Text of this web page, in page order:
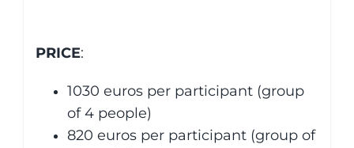
PRICE:
1030 euros per participant (group
of 4 people)
820 euros per participant (group of